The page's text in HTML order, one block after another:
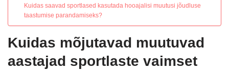
Kuidas saavad sportlased kasutada hooajalisi muutusi jõudluse
taastumise parandamiseks?
Kuidas mõjutavad muutuvad
aastajad sportlaste vaimset